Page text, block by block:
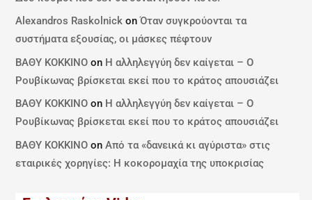
Alexandros Raskolnick onΌταν συγκρούονται τα
συστήματα εξουσίας, οι μάσκες πέφτουν
ΒΑΘΥ ΚΟΚΚΙΝΟ on Η αλληλεγγύη δεν καίγεται – Ο
Ρουβίκωνας βρίσκεται εκεί που το κράτος απουσιάζει
ΒΑΘΥ ΚΟΚΚΙΝΟ on Η αλληλεγγύη δεν καίγεται – Ο
Ρουβίκωνας βρίσκεται εκεί που το κράτος απουσιάζει
ΒΑΘΥ ΚΟΚΚΙΝΟ onΑπό τα «δανεικά κι αγύριστα» στις
εταιρικές χορηγίες: Η κοκορομαχία της υποκρισίας